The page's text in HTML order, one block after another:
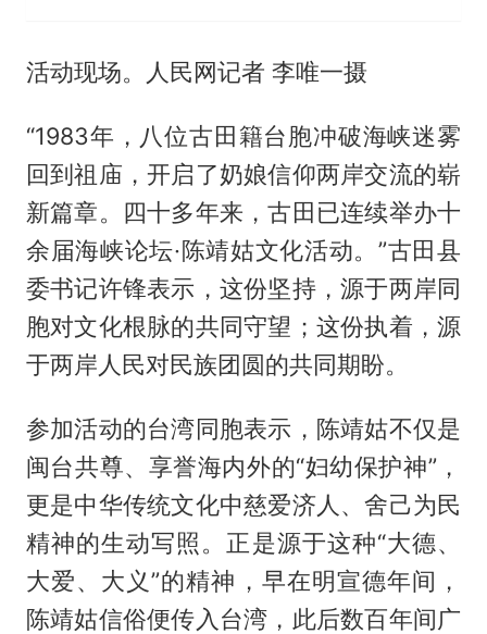
活动现场。人民网记者 李唯一摄
“1983年，八位古田籍台胞冲破海峡迷雾
回到祖庙，开启了奶娘信仰两岸交流的崭
新篇章。四十多年来，古田已连续举办十
余届海峡论坛·陈靖姑文化活动。”古田县
委书记许锋表示，这份坚持，源于两岸同
胞对文化根脉的共同守望；这份执着，源
于两岸人民对民族团圆的共同期盼。
参加活动的台湾同胞表示，陈靖姑不仅是
闽台共尊、享誉海内外的“妇幼保护神”，
更是中华传统文化中慈爱济人、舍己为民
精神的生动写照。正是源于这种“大德、
大爱、大义”的精神，早在明宣德年间，
陈靖姑信俗便传入台湾，此后数百年间广